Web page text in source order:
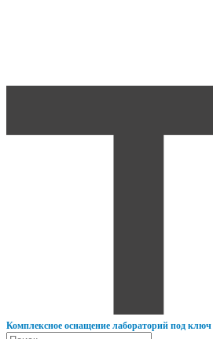
Комплексное оснащение лабораторий под ключ